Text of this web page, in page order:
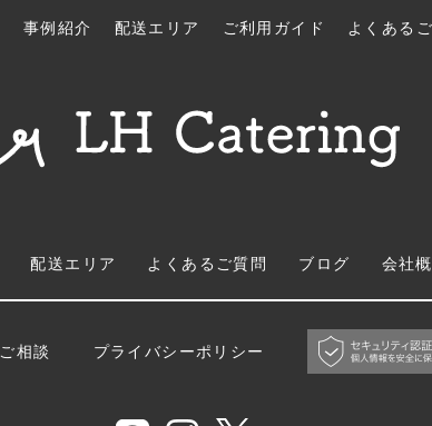
事例紹介 配送エリア ご利用ガイド よくある
配送エリア よくあるご質問 ブログ 会社
ご相談 プライバシーポリシー